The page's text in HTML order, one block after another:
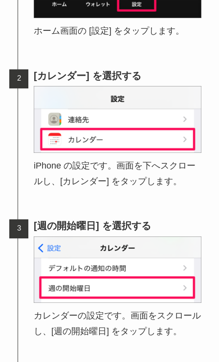
ホーム画面の [設定] をタップします。
[カレンダー] を選択する
iPhone の設定です。画面を下へスクロー
ルし、[カレンダー] をタップします。
[週の開始曜日] を選択する
カレンダーの設定です。画面をスクロール
し、[週の開始曜日] をタップします。